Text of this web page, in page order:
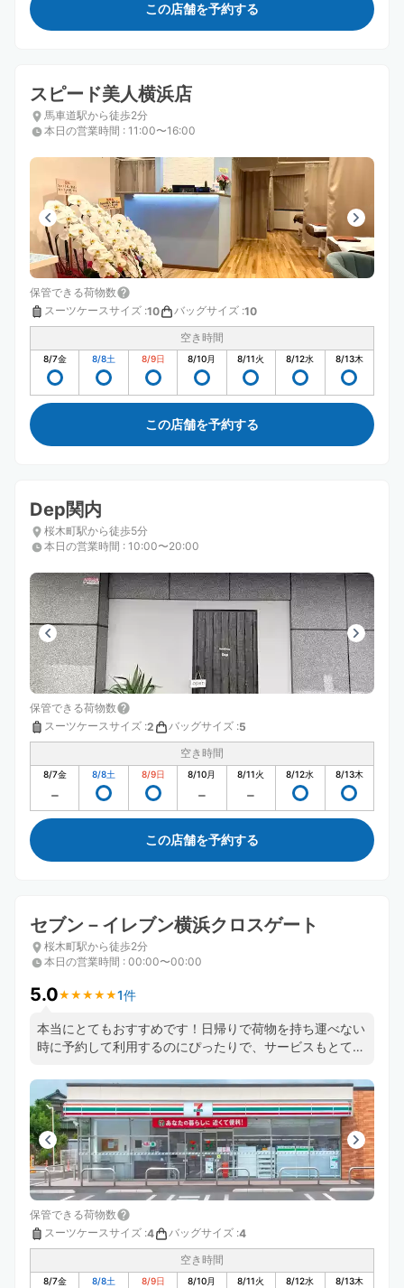
この店舗を予約する
スピード美人横浜店
馬車道駅から徒歩2分
本日の営業時間 : 11:00〜16:00
保管できる荷物数
スーツケースサイズ :10 バッグサイズ :10
空き時間
8/7金 8/8土 8/9日 8/10月 8/11火 8/12水 8/13木
この店舗を予約する
Dep関内
桜木町駅から徒歩5分
本日の営業時間 : 10:00〜20:00
保管できる荷物数
スーツケースサイズ :2 バッグサイズ :5
空き時間
8/7金 8/8土 8/9日 8/10月 8/11火 8/12水 8/13木
この店舗を予約する
セブン－イレブン横浜クロスゲート
桜木町駅から徒歩2分
本日の営業時間 : 00:00〜00:00
5.0★ ★ ★ ★ ★
★ ★ ★ ★ ★1件
本当にとてもおすすめです！日帰りで荷物を持ち運べない
時に予約して利用するのにぴったりで、サービスもとても
保管できる荷物数
スーツケースサイズ :4 バッグサイズ :4
空き時間
8/7金 8/8土 8/9日 8/10月 8/11火 8/12水 8/13木